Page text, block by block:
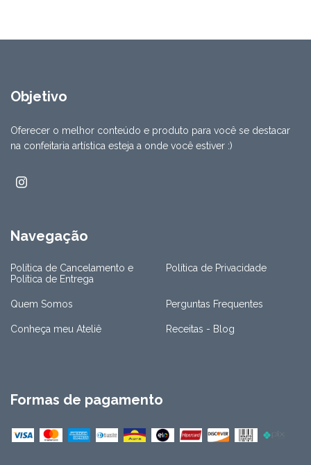
Objetivo
Oferecer o melhor conteúdo e produto para você se destacar
na confeitaria artística esteja a onde você estiver :)
Navegação
Política de Cancelamento e
Política de Entrega
Política de Privacidade
Quem Somos Perguntas Frequentes
Conheça meu Ateliê Receitas - Blog
Formas de pagamento